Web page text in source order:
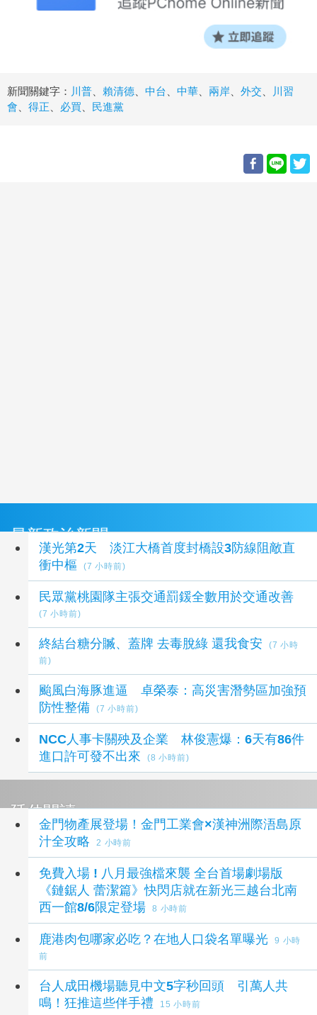
新聞關鍵字： 川普 賴清德 中台 中華 兩岸 外交
川習
會
得正 必買 民進黨
最新政治新聞
漢光第2天 淡江大橋首度封橋設3防線阻敵直
衝中樞
(7 小時前)
民眾黨桃園隊主張交通罰鍰全數用於交通改善
(7 小時前)
終結台糖分贓、蓋牌 去毒脫綠 還我食安
(7 小時
前)
颱風白海豚進逼 卓榮泰：高災害潛勢區加強預
防性整備
(7 小時前)
NCC人事卡關殃及企業 林俊憲爆：6天有86件
進口許可發不出來
(8 小時前)
延伸閱讀
金門物產展登場！金門工業會×漢神洲際浯島原
汁全攻略
2 小時前
免費入場 ! 八月最強檔來襲 全台首場劇場版
《鏈鋸人 蕾潔篇》快閃店就在新光三越台北南
西一館8/6限定登場
8 小時前
鹿港肉包哪家必吃？在地人口袋名單曝光
9 小時
前
台人成田機場聽見中文5字秒回頭 引萬人共
鳴！狂推這些伴手禮
15 小時前